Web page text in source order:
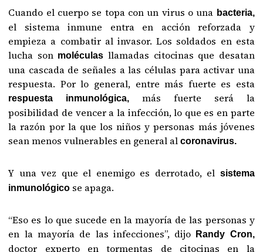
Cuando el cuerpo se topa con un virus o una bacteria,
el sistema inmune entra en acción reforzada y
empieza a combatir al invasor. Los soldados en esta
lucha son moléculas llamadas citocinas que desatan
una cascada de señales a las células para activar una
respuesta. Por lo general, entre más fuerte es esta
respuesta inmunológica,más fuerte será la
posibilidad de vencer a la infección, lo que es en parte
la razón por la que los niños y personas más jóvenes
sean menos vulnerables en general alcoronavirus.
Y una vez que el enemigo es derrotado, el sistema
inmunológico se apaga.
“Eso es lo que sucede en la mayoría de las personas y
en la mayoría de las infecciones”, dijo Randy Cron,
doctor experto en tormentas de citocinas en la